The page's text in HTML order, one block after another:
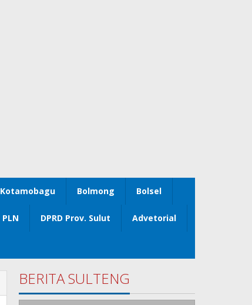
Kotamobagu Bolmong Bolsel
PLN DPRD Prov. Sulut Advetorial
BERITA SULTENG